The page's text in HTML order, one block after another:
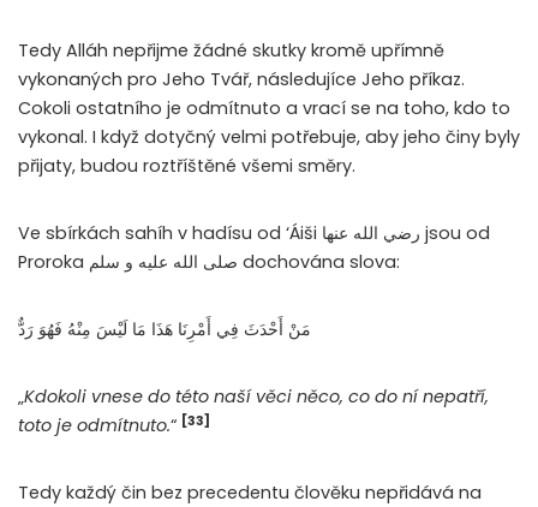
Tedy Alláh nepřijme žádné skutky kromě upřímně
vykonaných pro Jeho Tvář, následujíce Jeho příkaz.
Cokoli ostatního je odmítnuto a vrací se na toho, kdo to
vykonal. I když dotyčný velmi potřebuje, aby jeho činy byly
přijaty, budou roztříštěné všemi směry.
Ve sbírkách sahíh v hadísu od ‘Áiši رضي الله عنها jsou od
Proroka صلى الله عليه و سلم dochována slova:
مَنْ أَحْدَثَ فِي أَمْرِنَا هَذَا مَا لَيْسَ مِنْهُ فَهُوَ رَدٌّ
„Kdokoli vnese do této naší věci něco, co do ní nepatří,
toto je odmítnuto.“ [33]
Tedy každý čin bez precedentu člověku nepřidává na